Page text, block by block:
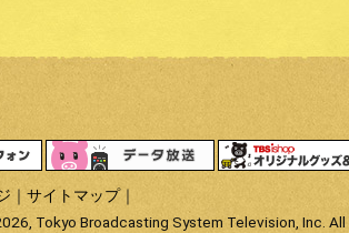
スマートフォン データ放送
｜ サイトマップ｜
Tokyo Broadcasting System Television, Inc.